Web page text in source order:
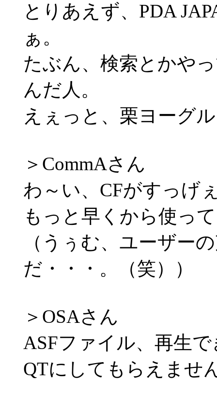
とりあえず、PDA
ぁ。
たぶん、検索とかや
んだ人。
えぇっと、栗ヨーグ
＞CommAさん
わ～い、CFがすっげ
もっと早くから使っ
（うぅむ、ユーザー
だ・・・。（笑））
＞OSAさん
ASFファイル、再生
QTにしてもらえませ